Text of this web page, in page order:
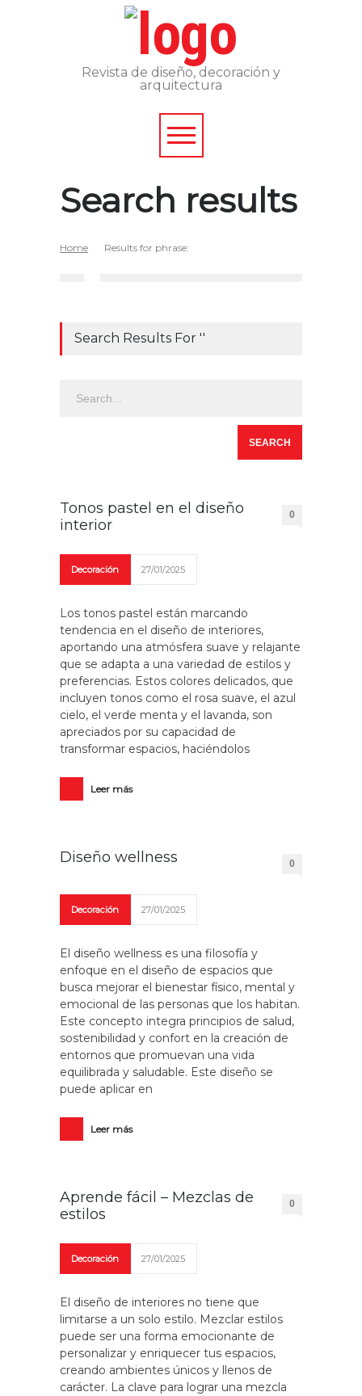
Revista de diseño, decoración y
arquitectura
Search results
Home Results for phrase:
Search Results For ''
Tonos pastel en el diseño
interior
0
Decoración 27/01/2025
Los tonos pastel están marcando
tendencia en el diseño de interiores,
aportando una atmósfera suave y relajante
que se adapta a una variedad de estilos y
preferencias. Estos colores delicados, que
incluyen tonos como el rosa suave, el azul
cielo, el verde menta y el lavanda, son
apreciados por su capacidad de
transformar espacios, haciéndolos
Leer más
Diseño wellness 0
Decoración 27/01/2025
El diseño wellness es una filosofía y
enfoque en el diseño de espacios que
busca mejorar el bienestar físico, mental y
emocional de las personas que los habitan.
Este concepto integra principios de salud,
sostenibilidad y confort en la creación de
entornos que promuevan una vida
equilibrada y saludable. Este diseño se
puede aplicar en
Leer más
Aprende fácil – Mezclas de
estilos
0
Decoración 27/01/2025
El diseño de interiores no tiene que
limitarse a un solo estilo. Mezclar estilos
puede ser una forma emocionante de
personalizar y enriquecer tus espacios,
creando ambientes únicos y llenos de
carácter. La clave para lograr una mezcla